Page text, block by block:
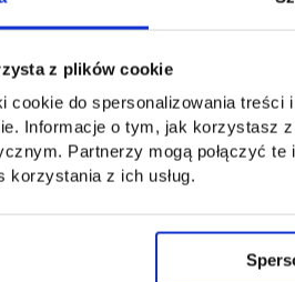
z plików cookie
cookie do spersonalizowania treści
Informacje o tym, jak korzystasz
Partnerzy mogą połączyć
korzystania z ich usług.